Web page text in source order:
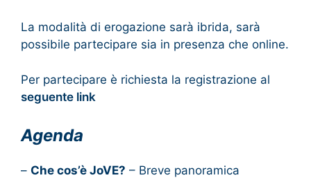
La modalità di erogazione sarà ibrida, sarà
possibile partecipare sia in presenza che online.
Per partecipare è richiesta la registrazione al
seguente link
Agenda
– Che cos’è JoVE? – Breve panoramica